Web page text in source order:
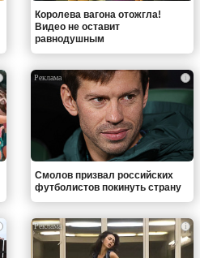
Королева вагона отожгла!
Видео не оставит
равнодушным
i
Смолов призвал российских
футболистов покинуть страну
i